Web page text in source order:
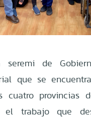
de
que se
cuatro provincias
el trabajo que